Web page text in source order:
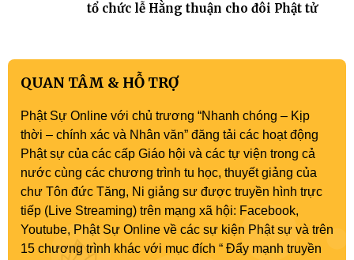
tổ chức lễ Hằng thuận cho đôi Phật tử
QUAN TÂM & HỖ TRỢ
Phật Sự Online với chủ trương “Nhanh chóng – Kịp
thời – chính xác và Nhân văn” đăng tải các hoạt động
Phật sự của các cấp Giáo hội và các tự viện trong cả
nước cùng các chương trình tu học, thuyết giảng của
chư Tôn đức Tăng, Ni giảng sư được truyền hình trực
tiếp (Live Streaming) trên mạng xã hội: Facebook,
Youtube, Phật Sự Online về các sự kiện Phật sự và trên
15 chương trình khác với mục đích “ Đẩy mạnh truyền